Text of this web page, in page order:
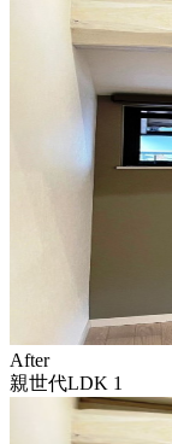
After
親世代LDK 1